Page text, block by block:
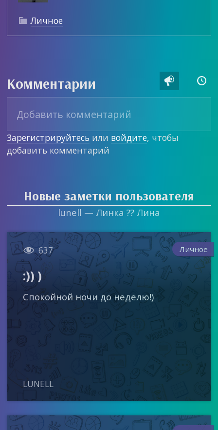
 Личное
Комментарии  
Зарегистрируйтесь или войдите, чтобы
добавить комментарий
Новые заметки пользователя
lunell — Линка ?? Лина
 637 Личное
:)) )
Спокойной ночи до неделю!)
LUNELL